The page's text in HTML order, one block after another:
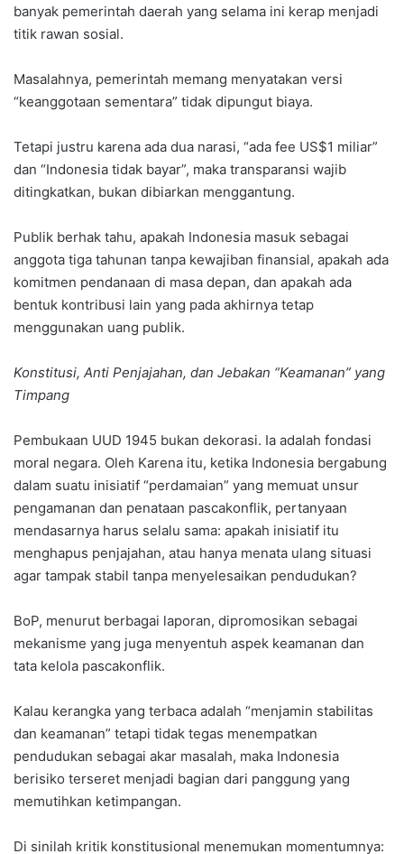
banyak pemerintah daerah yang selama ini kerap menjadi
titik rawan sosial.
Masalahnya, pemerintah memang menyatakan versi
“keanggotaan sementara” tidak dipungut biaya.
Tetapi justru karena ada dua narasi, “ada fee US$1 miliar”
dan “Indonesia tidak bayar”, maka transparansi wajib
ditingkatkan, bukan dibiarkan menggantung.
Publik berhak tahu, apakah Indonesia masuk sebagai
anggota tiga tahunan tanpa kewajiban finansial, apakah ada
komitmen pendanaan di masa depan, dan apakah ada
bentuk kontribusi lain yang pada akhirnya tetap
menggunakan uang publik.
Konstitusi, Anti Penjajahan, dan Jebakan “Keamanan” yang
Timpang
Pembukaan UUD 1945 bukan dekorasi. Ia adalah fondasi
moral negara. Oleh Karena itu, ketika Indonesia bergabung
dalam suatu inisiatif “perdamaian” yang memuat unsur
pengamanan dan penataan pascakonflik, pertanyaan
mendasarnya harus selalu sama: apakah inisiatif itu
menghapus penjajahan, atau hanya menata ulang situasi
agar tampak stabil tanpa menyelesaikan pendudukan?
BoP, menurut berbagai laporan, dipromosikan sebagai
mekanisme yang juga menyentuh aspek keamanan dan
tata kelola pascakonflik.
Kalau kerangka yang terbaca adalah “menjamin stabilitas
dan keamanan” tetapi tidak tegas menempatkan
pendudukan sebagai akar masalah, maka Indonesia
berisiko terseret menjadi bagian dari panggung yang
memutihkan ketimpangan.
Di sinilah kritik konstitusional menemukan momentumnya: